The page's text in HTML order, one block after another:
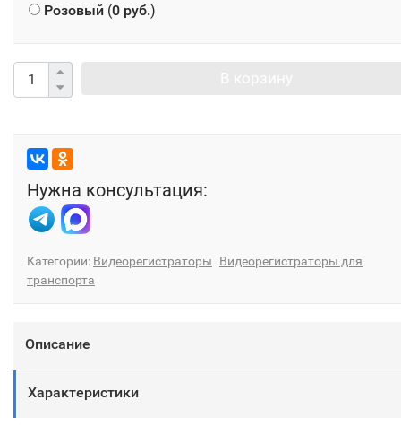
Розовый (0 руб.)
Нужна консультация:
Категории: Видеорегистраторы
Видеорегистраторы для
транспорта
Описание
Характеристики